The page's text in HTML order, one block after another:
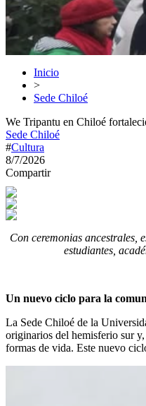
Inicio
>
Sede Chiloé
We Tripantu en Chiloé
Sede Chiloé
#Cultura
8/7/2026
Compartir
Con ceremonias ancestrales,
estudiantes,
Un nuevo ciclo para la
La Sede Chiloé de la
originarios del hemisferio sur
formas de vida. Este nuevo